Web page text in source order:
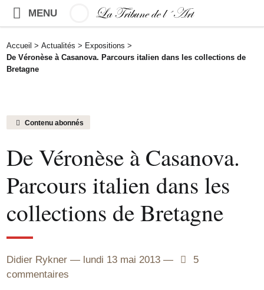
MENU
Accueil > Actualités > Expositions >
De Véronèse à Casanova. Parcours italien dans les collections de
Bretagne
Contenu abonnés
De Véronèse à Casanova.
Parcours italien dans les
collections de Bretagne
Didier Rykner lundi 13 mai 2013 5
5
commentaires